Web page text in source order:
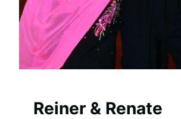
Reiner & Renate